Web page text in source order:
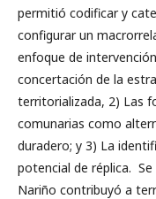
permitió codificar y
configurar un
enfoque de
concertación de la
territorializada, 2) Las
comunarias como
duradero; y 3) La
potencial de réplica.
Nariño contribuyó a